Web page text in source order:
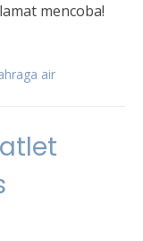
mencoba!
air